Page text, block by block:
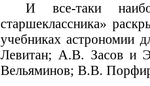
И все-таки
старшеклассника»
учебниках астрономии
Левитан; А.В. Засов и
Вельяминов; В.В.